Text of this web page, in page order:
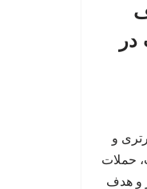
در
و
حملات
و هدف